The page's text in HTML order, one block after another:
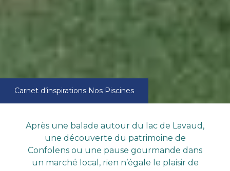
Carnet d’inspirations Nos Piscines
Après une balade autour du lac de Lavaud,
une découverte du patrimoine de
Confolens ou une pause gourmande dans
un marché local, rien n’égale le plaisir de